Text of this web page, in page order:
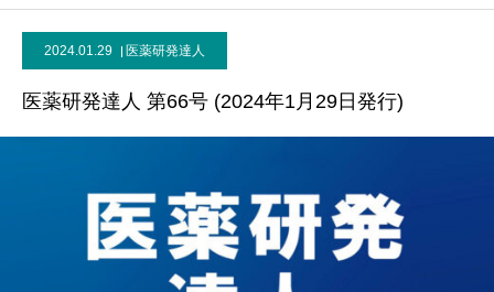
2024.01.29 医薬研発達人
医薬研発達人 第66号 (2024年1月29日発行)